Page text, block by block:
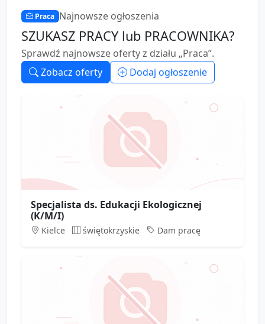
Praca Najnowsze ogłoszenia
SZUKASZ PRACY lub PRACOWNIKA?
Sprawdź najnowsze oferty z działu „Praca”.
Zobacz oferty
Dodaj ogłoszenie
Specjalista ds. Edukacji Ekologicznej
(K/M/I)
Kielce świętokrzyskie Dam pracę